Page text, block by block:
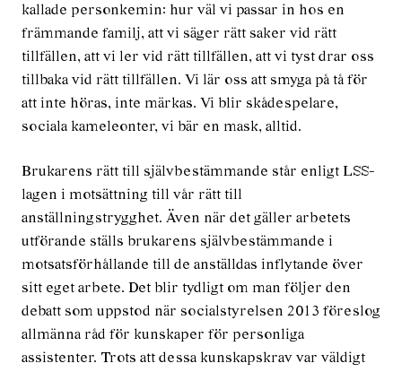
kallade personkemin: hur väl vi passar in hos en
främmande familj, att vi säger rätt saker vid rätt
tillfällen, att vi ler vid rätt tillfällen, att vi tyst drar oss
tillbaka vid rätt tillfällen. Vi lär oss att smyga på tå för
att inte höras, inte märkas. Vi blir skådespelare,
sociala kameleonter, vi bär en mask, alltid.
Brukarens rätt till självbestämmande står enligt LSS-
lagen i motsättning till vår rätt till
anställningstrygghet. Även när det gäller arbetets
utförande ställs brukarens självbestämmande i
motsatsförhållande till de anställdas inflytande över
sitt eget arbete. Det blir tydligt om man följer den
debatt som uppstod när socialstyrelsen 2013 föreslog
allmänna råd för kunskaper för personliga
assistenter. Trots att dessa kunskapskrav var väldigt